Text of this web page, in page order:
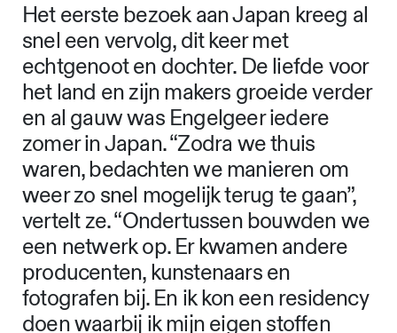
Het eerste bezoek aan Japan kreeg al
snel een vervolg, dit keer met
echtgenoot en dochter. De liefde voor
het land en zijn makers groeide verder
en al gauw was Engelgeer iedere
zomer in Japan. “Zodra we thuis
waren, bedachten we manieren om
weer zo snel mogelijk terug te gaan”,
vertelt ze. “Ondertussen bouwden we
een netwerk op. Er kwamen andere
producenten, kunstenaars en
fotografen bij. En ik kon een residency
doen waarbij ik mijn eigen stoffen